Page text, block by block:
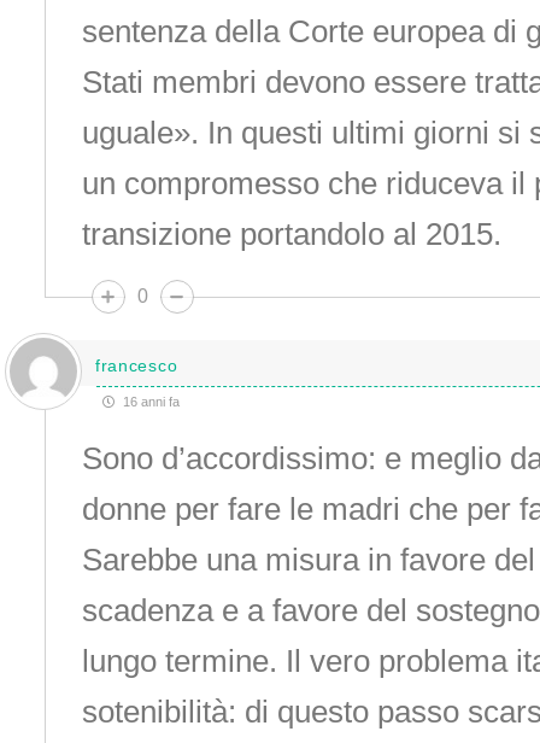
sentenza della Corte europea di
Stati membri devono essere
uguale». In questi ultimi giorni si
un compromesso che riduceva il
transizione portandolo al 2015.
0
francesco
16 anni fa
Sono d’accordissimo: e meglio
donne per fare le madri che per
Sarebbe una misura in favore
scadenza e a favore del
lungo termine. Il vero problema
sotenibilità: di questo passo